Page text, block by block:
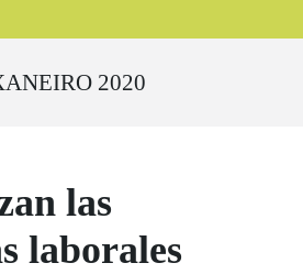
2020
las
laborales